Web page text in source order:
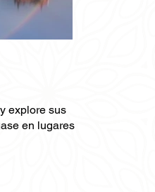
explore sus
en lugares